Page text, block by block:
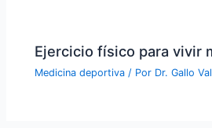
Ejercicio físico para vivir
Medicina deportiva / Por Dr. Gallo